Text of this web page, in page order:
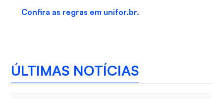
Confira as regras em unifor.br.
ÚLTIMAS NOTÍCIAS